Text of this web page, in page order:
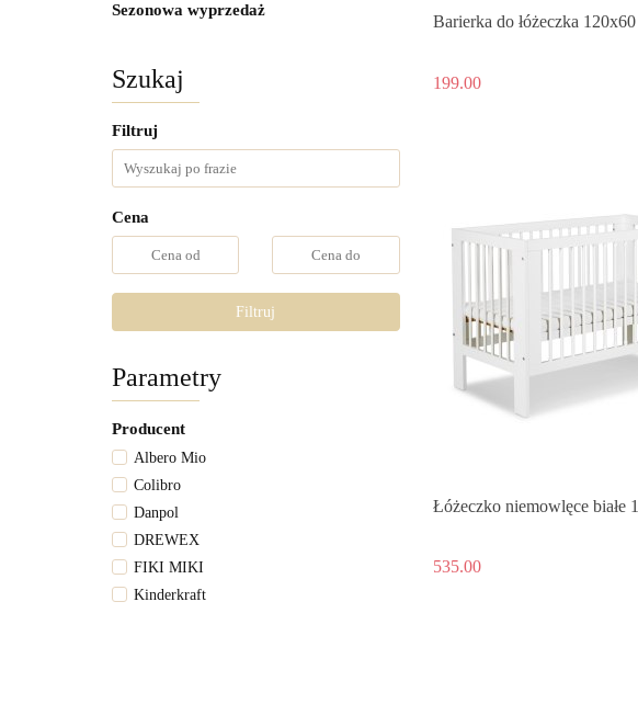
Sezonowa wyprzedaż
Szukaj
Filtruj
Cena
Filtruj
Parametry
Producent
Albero Mio
Colibro
Danpol
DREWEX
FIKI MIKI
Kinderkraft
Barierka do łóżeczka 120x60
199.00
Łóżeczko niemowlęce białe
535.00